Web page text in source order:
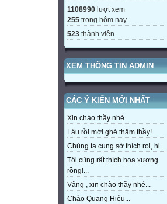
1108990 lượt xem
255 trong hôm nay
523 thành viên
XEM THÔNG TIN ADMIN
CÁC Ý KIẾN MỚI NHẤT
Xin chào thầy nhé...
Lâu rồi mới ghé thăm thầy!...
Chúng ta cung sở thích roi, hi...
Tôi cũng rất thích hoa xương
rồng!...
Vâng , xin chào thầy nhé...
Chào Quang Hiệu...